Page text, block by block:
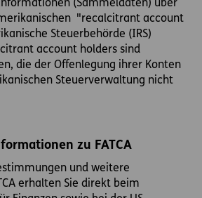
(Sammeldaten) über
"recalcitrant account
Steuerbehörde (IRS)
account holders sind
die der Offenlegung ihrer Konten
Steuerverwaltung nicht
zu FATCA
und weitere
erhalten Sie direkt beim